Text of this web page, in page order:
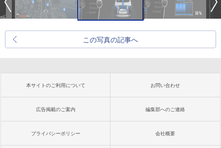
この写真の記事へ
本サイトのご利用について お問い合わせ
広告掲載のご案内 編集部へのご連絡
プライバシーポリシー 会社概要